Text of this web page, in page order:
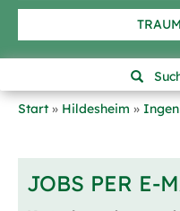
Start
Hildesheim
JOBS PER E-